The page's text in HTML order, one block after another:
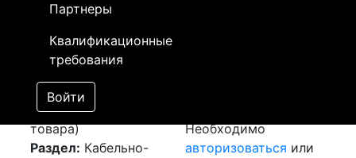
Партнеры
Квалификационные
требования
Войти
Закуп: Силовой
кабель [Завершен]
Победитель выбран
Лот №:5511
АУКЦИОН (покупка
товара)
Раздел: Кабельно-
Необходимо
авторизоваться или